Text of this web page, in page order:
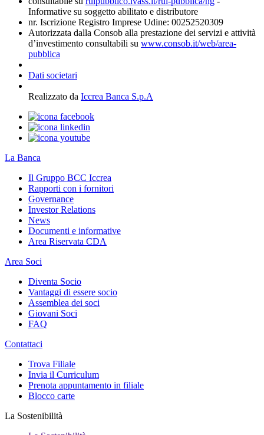
Informative su soggetto abilitato e distributore
nr. Iscrizione Registro Imprese Udine: 00252520309
Autorizzata dalla Consob alla prestazione dei servizi e attività
d’investimento consultabili su www.consob.it/web/area-
pubblica
Dati societari
Realizzato da Iccrea Banca S.p.A
La Banca
Il Gruppo BCC Iccrea
Rapporti con i fornitori
Governance
Investor Relations
News
Documenti e informative
Area Riservata CDA
Area Soci
Diventa Socio
Vantaggi di essere socio
Assemblea dei soci
Giovani Soci
FAQ
Contattaci
Trova Filiale
Invia il Curriculum
Prenota appuntamento in filiale
Blocco carte
La Sostenibilità